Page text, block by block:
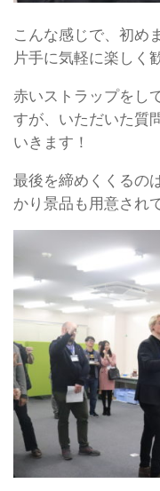
こんな感じで、初め
片手に気軽に楽しく
赤いストラップをし
すが、いただいた質
いきます！
最後を締めくくるの
かり景品も用意され